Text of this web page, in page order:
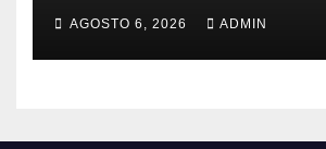
eléctrica
AGOSTO 6, 2026 ADMIN